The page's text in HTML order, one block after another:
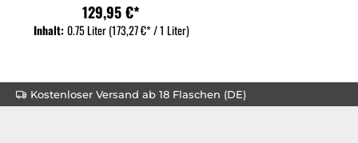
129,95 €*
Inhalt: 0.75 Liter(173,27 €* / 1 Liter)
Kostenloser Versand ab 18 Flaschen (DE)